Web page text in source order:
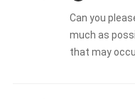
Can you
much as
that may